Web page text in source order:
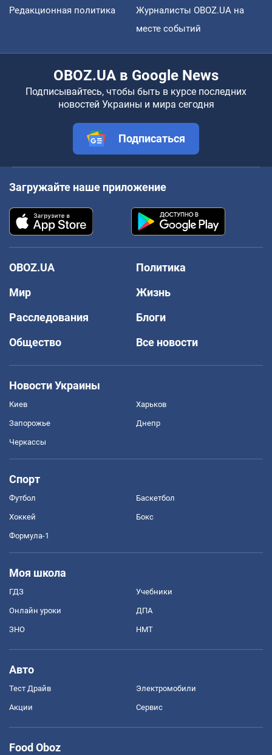
Редакционная политика
Журналисты OBOZ.UA на
месте событий
OBOZ.UA в Google News
Подписывайтесь, чтобы быть в курсе последних
новостей Украины и мира сегодня
Подписаться
Загружайте наше приложение
OBOZ.UA
Политика
Мир
Жизнь
Расследования
Блоги
Общество
Все новости
Новости Украины
Киев Харьков
Запорожье Днепр
Черкассы
Спорт
Футбол Баскетбол
Хоккей Бокс
Формула-1
Моя школа
ГДЗ Учебники
Онлайн уроки ДПА
ЗНО НМТ
Авто
Тест Драйв Электромобили
Акции Сервис
Food Oboz